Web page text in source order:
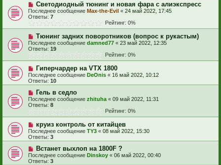
Светодиодный тюнинг и новая фара с алиэкспресс
Последнее сообщение Max-the-Evil « 24 май 2022, 17:45
Ответы: 7
Рейтинг: 0%
Тюнинг задних поворотников (вопрос к рукастым)
Последнее сообщение damned77 « 23 май 2022, 12:35
Ответы: 19
Рейтинг: 0%
Гиперчардер на VTX 1800
Последнее сообщение DeOnis « 16 май 2022, 10:12
Ответы: 10
Гель в седло
Последнее сообщение zhituha« 09 май 2022, 11:31
Ответы: 8
Рейтинг: 0%
круиз контроль от китайцев
Последнее сообщение TY3 « 08 май 2022, 15:30
Ответы: 3
Встанет выхлоп на 1800F ?
Последнее сообщение Dinskoy « 06 май 2022, 00:40
Ответы: 3